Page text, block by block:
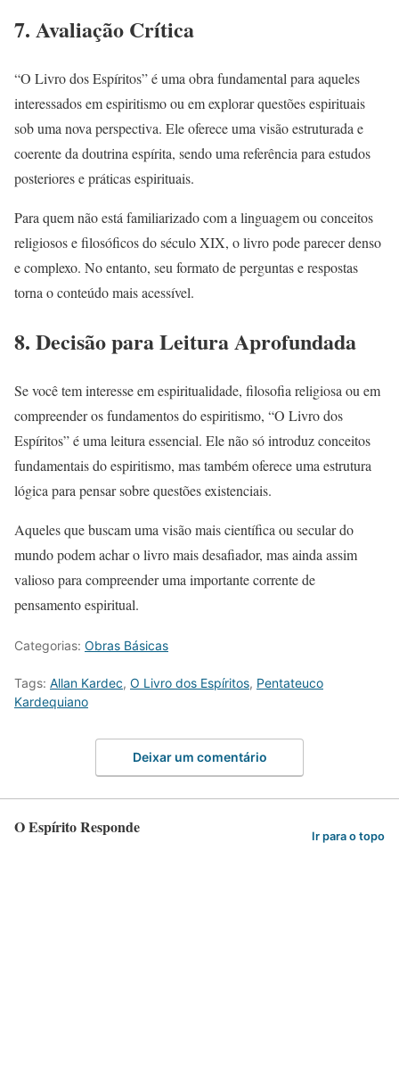
7. Avaliação Crítica
“O Livro dos Espíritos” é uma obra fundamental para aqueles
interessados em espiritismo ou em explorar questões espirituais
sob uma nova perspectiva. Ele oferece uma visão estruturada e
coerente da doutrina espírita, sendo uma referência para estudos
posteriores e práticas espirituais.
Para quem não está familiarizado com a linguagem ou conceitos
religiosos e filosóficos do século XIX, o livro pode parecer denso
e complexo. No entanto, seu formato de perguntas e respostas
torna o conteúdo mais acessível.
8. Decisão para Leitura Aprofundada
Se você tem interesse em espiritualidade, filosofia religiosa ou em
compreender os fundamentos do espiritismo, “O Livro dos
Espíritos” é uma leitura essencial. Ele não só introduz conceitos
fundamentais do espiritismo, mas também oferece uma estrutura
lógica para pensar sobre questões existenciais.
Aqueles que buscam uma visão mais científica ou secular do
mundo podem achar o livro mais desafiador, mas ainda assim
valioso para compreender uma importante corrente de
pensamento espiritual.
Categorias: Obras Básicas
Tags: Allan Kardec, O Livro dos Espíritos, Pentateuco
Kardequiano
Deixar um comentário
O Espírito Responde Ir para o topo